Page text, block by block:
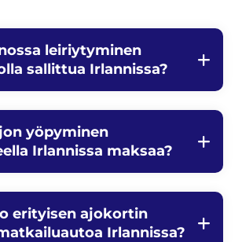
leiriytyminen
sallittua Irlannissa?
yöpyminen
Irlannissa maksaa?
erityisen ajokortin
Irlannissa?